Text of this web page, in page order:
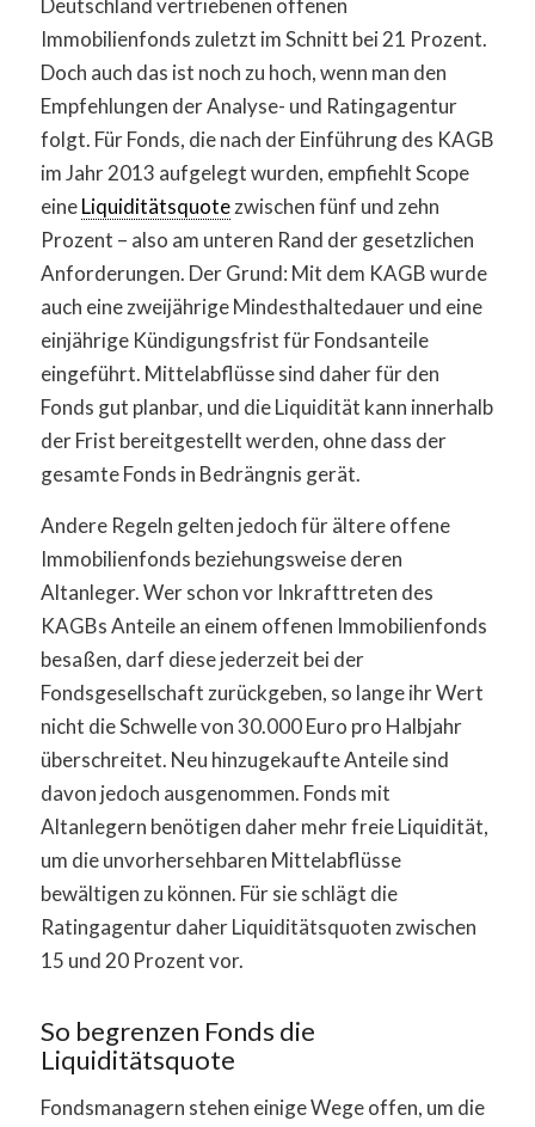
Deutschland vertriebenen offenen
Immobilienfonds zuletzt im Schnitt bei 21 Prozent.
Doch auch das ist noch zu hoch, wenn man den
Empfehlungen der Analyse- und Ratingagentur
folgt. Für Fonds, die nach der Einführung des KAGB
im Jahr 2013 aufgelegt wurden, empfiehlt Scope
eineLiquiditätsquotezwischen fünf und zehn
Prozent – also am unteren Rand der gesetzlichen
Anforderungen. Der Grund: Mit dem KAGB wurde
auch eine zweijährige Mindesthaltedauer und eine
einjährige Kündigungsfrist für Fondsanteile
eingeführt. Mittelabflüsse sind daher für den
Fonds gut planbar, und die Liquidität kann innerhalb
der Frist bereitgestellt werden, ohne dass der
gesamte Fonds in Bedrängnis gerät.
Andere Regeln gelten jedoch für ältere offene
Immobilienfonds beziehungsweise deren
Altanleger. Wer schon vor Inkrafttreten des
KAGBs Anteile an einem offenen Immobilienfonds
besaßen, darf diese jederzeit bei der
Fondsgesellschaft zurückgeben, so lange ihr Wert
nicht die Schwelle von 30.000 Euro pro Halbjahr
überschreitet. Neu hinzugekaufte Anteile sind
davon jedoch ausgenommen. Fonds mit
Altanlegern benötigen daher mehr freie Liquidität,
um die unvorhersehbaren Mittelabflüsse
bewältigen zu können. Für sie schlägt die
Ratingagentur daher Liquiditätsquoten zwischen
15 und 20 Prozent vor.
So begrenzen Fonds die
Liquiditätsquote
Fondsmanagern stehen einige Wege offen, um die